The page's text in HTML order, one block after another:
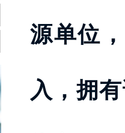
源单位
入，拥